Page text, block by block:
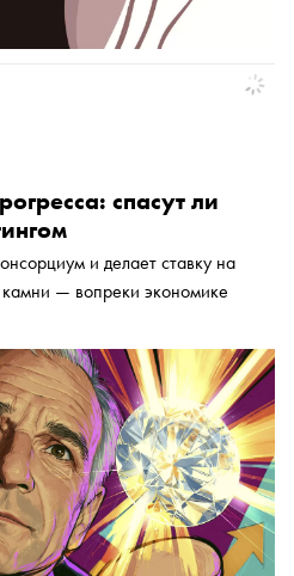
спасут ли
и делает ставку на
— вопреки экономике